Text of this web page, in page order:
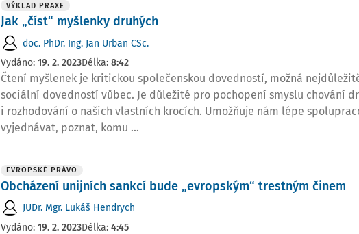
VÝKLAD PRAXE
Jak „číst“ myšlenky druhých
doc. PhDr. Ing. Jan Urban CSc.
Vydáno: 19. 2. 2023Délka: 8:42
Čtení myšlenek je kritickou společenskou dovedností, možná
sociální dovedností vůbec. Je důležité pro pochopení smyslu chování
i rozhodování o našich vlastních krocích. Umožňuje nám lépe
vyjednávat, poznat, komu ...
EVROPSKÉ PRÁVO
Obcházení unijních sankcí bude „evropským“ trestným činem
JUDr. Mgr. Lukáš Hendrych
Vydáno: 19. 2. 2023Délka: 4:45